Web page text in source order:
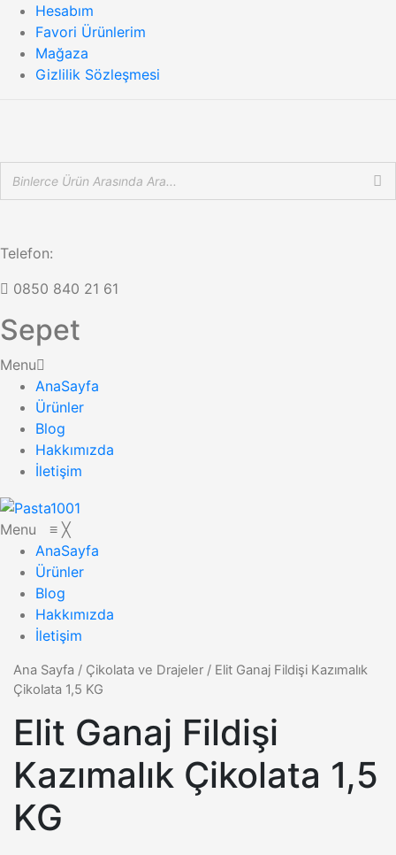
Hesabım
Favori Ürünlerim
Mağaza
Gizlilik Sözleşmesi
Telefon:
0850 840 21 61
Sepet
Menu
AnaSayfa
Ürünler
Blog
Hakkımızda
İletişim
Menu ≡ ╳
AnaSayfa
Ürünler
Blog
Hakkımızda
İletişim
Ana Sayfa / Çikolata ve Drajeler / Elit Ganaj Fildişi Kazımalık
Çikolata 1,5 KG
Elit Ganaj Fildişi
Kazımalık Çikolata 1,5
KG